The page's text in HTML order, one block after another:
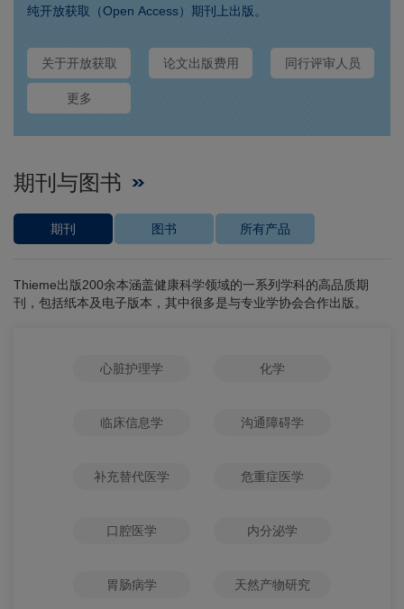
纯开放获取（Open Access）期刊上出版。
关于开放获取 论文出版费用 同行评审人员
更多
期刊与图书
期刊 图书 所有产品
Thieme出版200余本涵盖健康科学领域的一系列学科的高品质期
刊，包括纸本及电子版本，其中很多是与专业学协会合作出版。
心脏护理学 化学
临床信息学 沟通障碍学
补充替代医学 危重症医学
口腔医学 内分泌学
胃肠病学 天然产物研究